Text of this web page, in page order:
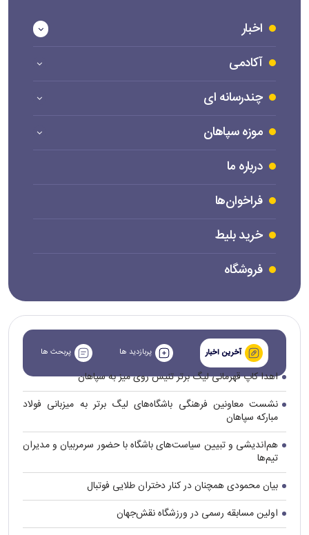
اخبار
آکادمی
چندرسانه ای
موزه سپاهان
درباره ما
فراخوان‌ها
خرید بلیط
فروشگاه
آخرین اخبار پربازدید ها پربحث ها
اهدا کاپ قهرمانی لیگ برتر تنیس روی میز به سپاهان
نشست معاونین فرهنگی باشگاه‌های لیگ برتر به میزبانی فولاد
مبارکه سپاهان
هم‌اندیشی و تبیین سیاست‌های باشگاه با حضور سرمربیان و مدیران
تیم‌ها
بیان محمودی همچنان در کنار دختران طلایی فوتبال
اولین مسابقه رسمی در ورزشگاه نقش‌جهان